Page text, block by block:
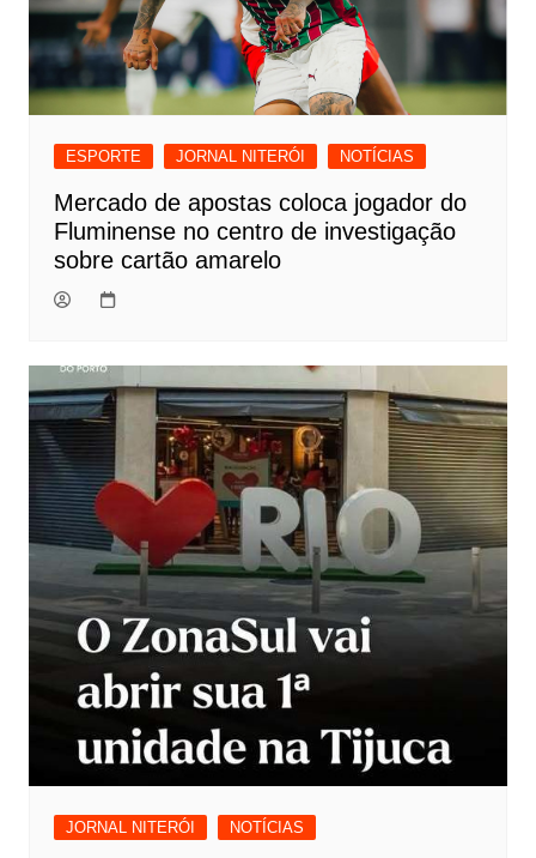
ESPORTE JORNAL NITERÓI NOTÍCIAS
Mercado de apostas coloca jogador do
Fluminense no centro de investigação
sobre cartão amarelo
JORNAL NITERÓI NOTÍCIAS